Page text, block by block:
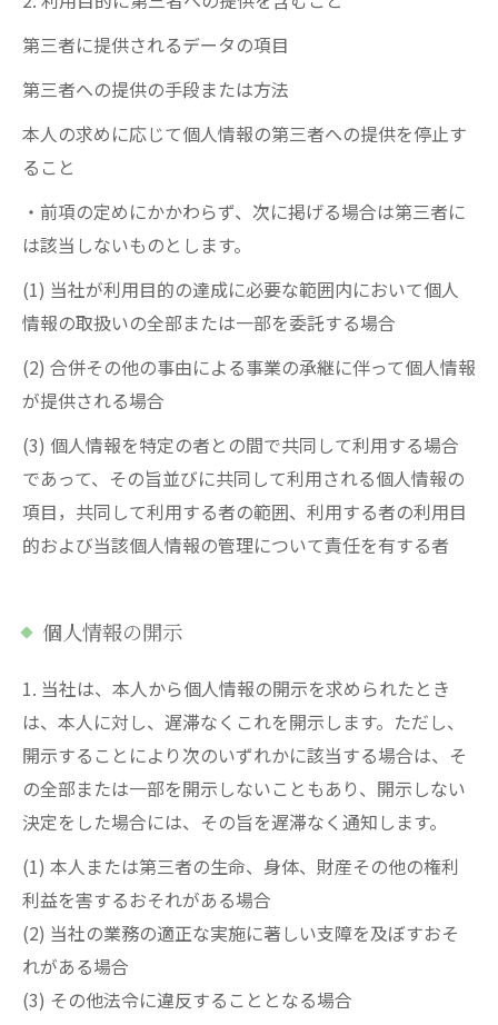
第三者に提供されるデータの項目
第三者への提供の手段または方法
本人の求めに応じて個人情報の第三者への提供を停止す
ること
・前項の定めにかかわらず、次に掲げる場合は第三者に
は該当しないものとします。
(1) 当社が利用目的の達成に必要な範囲内において個人
情報の取扱いの全部または一部を委託する場合
(2) 合併その他の事由による事業の承継に伴って個人情報
が提供される場合
(3) 個人情報を特定の者との間で共同して利用する場合
であって、その旨並びに共同して利用される個人情報の
項目，共同して利用する者の範囲、利用する者の利用目
的および当該個人情報の管理について責任を有する者
個人情報の開示
1. 当社は、本人から個人情報の開示を求められたとき
は、本人に対し、遅滞なくこれを開示します。ただし、
開示することにより次のいずれかに該当する場合は、そ
の全部または一部を開示しないこともあり、開示しない
決定をした場合には、その旨を遅滞なく通知します。
(1) 本人または第三者の生命、身体、財産その他の権利
利益を害するおそれがある場合
(2) 当社の業務の適正な実施に著しい支障を及ぼすおそ
れがある場合
(3) その他法令に違反することとなる場合